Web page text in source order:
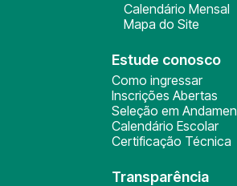
Calendário Mensal
Mapa do Site
Estude conosco
Como ingressar
Inscrições Abertas
Seleção em
Calendário Escolar
Certificação Técnica
Transparência